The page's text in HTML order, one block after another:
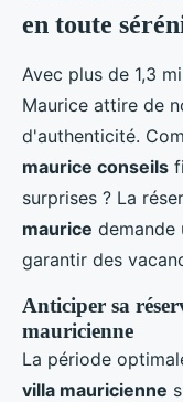
en toute
Avec plus de 1,3
Maurice attire de
d'authenticité.
maurice conseils
surprises ? La
maurice demande
garantir des
Anticiper sa
mauricienne
La période
villa mauricienne